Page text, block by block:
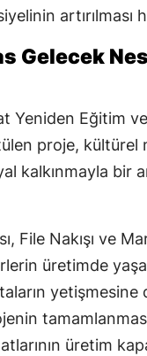
artırılması
Gelecek
Yeniden Eğitim
proje, kültürel
kalkınmayla bir
File Nakışı ve
üretimde
yetişmesine
üretim